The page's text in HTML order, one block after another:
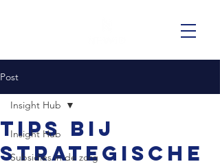
Post
Insight Hub
Subsidies in de zorg
Insight Hub
Tips bij
strategische